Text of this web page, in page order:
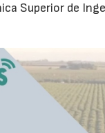
Superior de